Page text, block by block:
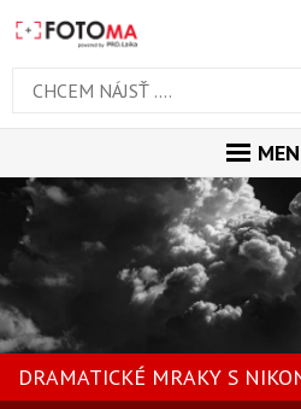
ÚVOD
VŠETKY
DRAMATICKÉ MRAKY S